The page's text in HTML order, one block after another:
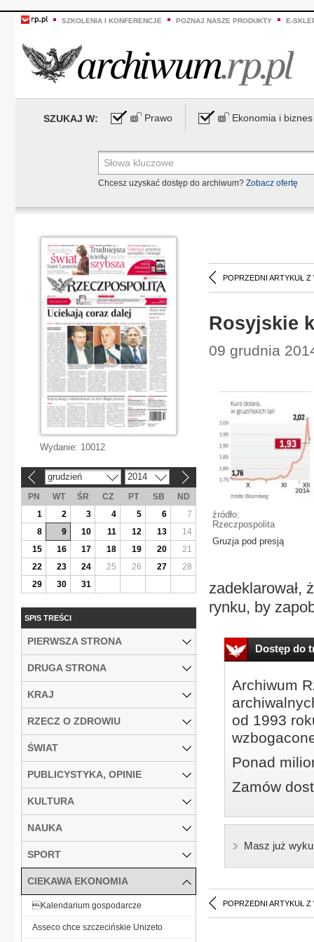
SZKOLENIA I KONFERENCJE POZNAJ NASZE PRODUKTY E-
SZUKAJ W: Prawo Ekonomia i biznes
Chcesz uzyskać dostęp do archiwum? Zobacz ofertę
POPRZEDNI ARTYKUŁ Z
Rosyjskie
09 grudnia
źródło:
Rzeczpospolita
Gruzja pod presją
zadeklarował,
rynku, by
Dostęp do
Archiwum
od 1993
Ponad
Zamów
Masz już
POPRZEDNI ARTYKUŁ Z
Wydanie: 10012
grudzień 2014
PN WT ŚR CZ PT SB
ND
1
2 3 4 5 6
7
8
9 10 11 12 13
14
15
16 17 18 19 20
21
22
23 24 25 26 27
28
29
30 31
SPIS TREŚCI
PIERWSZA STRONA
DRUGA STRONA
KRAJ
RZECZ O ZDROWIU
ŚWIAT
PUBLICYSTYKA, OPINIE
KULTURA
NAUKA
SPORT
CIEKAWA EKONOMIA
Kalendarium gospodarcze
Asseco chce szczecińskie Unizeto